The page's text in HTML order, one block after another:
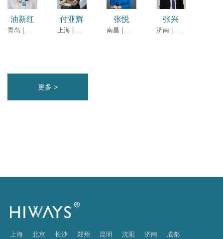
油新红
青岛 | 律师
付亚辉
上海 | 高级合伙人
张悦
南昌 | 高级合伙人
张兴
济南 | 高级合伙人
更多 >
上海 北京 长沙 郑州 昆明 沈阳 济南
成都